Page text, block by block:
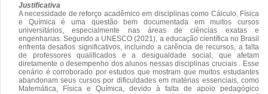
Justificativa
A necessidade de reforço acadêmico em disciplinas como Cálculo, Física
e Química é uma questão bem documentada em muitos cursos
universitários, especialmente nas áreas de ciências exatas e
engenharias. Segundo a UNESCO (2021), a educação científica no Brasil
enfrenta desafios significativos, incluindo a carência de recursos, a falta
de professores qualificados e a desigualdade social, que afetam
diretamente o desempenho dos alunos nessas disciplinas cruciais . Esse
cenário é corroborado por estudos que mostram que muitos estudantes
abandonam seus cursos por dificuldades em matérias essenciais, como
Matemática, Física e Química, devido à falta de apoio pedagógico